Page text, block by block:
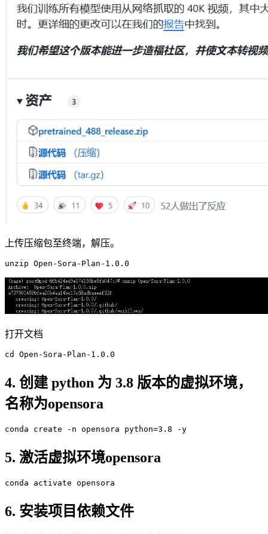
上传压缩包至终端，解压。
unzip Open-Sora-Plan- 1 . 0 . 0
打开文档
cd Open-Sora-Plan- 1 . 0 . 0
4. 创建 python 为 3.8 版本的虚拟环境，
名称为opensora
conda create -n opensora python=3 . 8
5. 激活虚拟环境opensora
conda
6. 安装项目依赖文件